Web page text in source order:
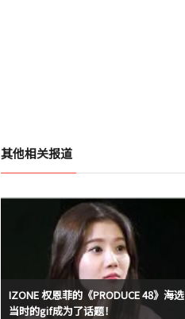
其他相关报道
IZONE 权恩菲的《PRODUCE 48》海选
当时的gif成为了话题！